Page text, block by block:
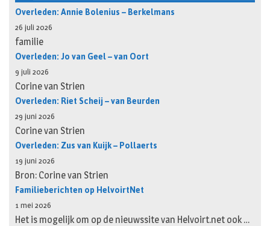
Overleden: Annie Bolenius – Berkelmans
26 juli 2026
familie
Overleden: Jo van Geel – van Oort
9 juli 2026
Corine van Strien
Overleden: Riet Scheij – van Beurden
29 juni 2026
Corine van Strien
Overleden: Zus van Kuijk – Pollaerts
19 juni 2026
Bron: Corine van Strien
Familieberichten op HelvoirtNet
1 mei 2026
Het is mogelijk om op de nieuwssite van Helvoirt.net ook …